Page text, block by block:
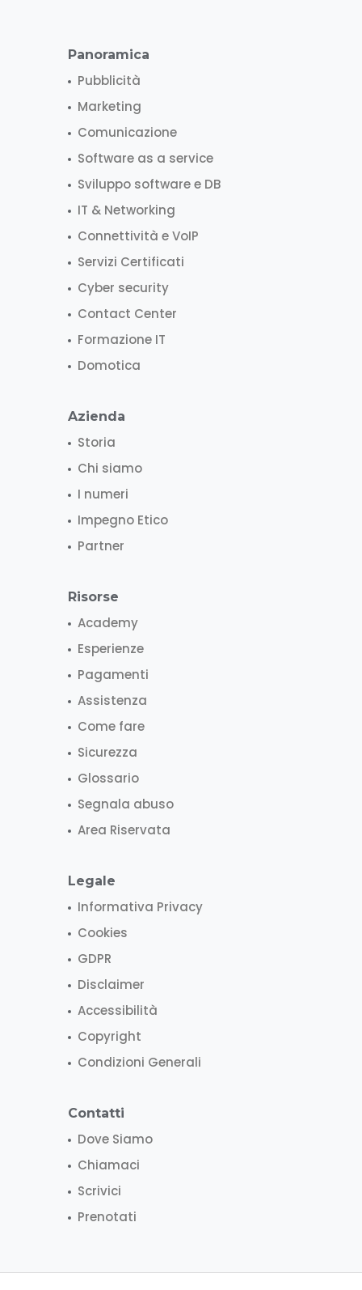
Panoramica
Pubblicità
Marketing
Comunicazione
Software as a service
Sviluppo software e DB
IT & Networking
Connettività e VoIP
Servizi Certificati
Cyber security
Contact Center
Formazione IT
Domotica
Azienda
Storia
Chi siamo
I numeri
Impegno Etico
Partner
Risorse
Academy
Esperienze
Pagamenti
Assistenza
Come fare
Sicurezza
Glossario
Segnala abuso
Area Riservata
Legale
Informativa Privacy
Cookies
GDPR
Disclaimer
Accessibilità
Copyright
Condizioni Generali
Contatti
Dove Siamo
Chiamaci
Scrivici
Prenotati